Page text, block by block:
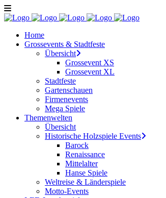
Home
Grossevents & Stadtfeste
Übersicht
Grossevent XS
Grossevent XL
Stadtfeste
Gartenschauen
Firmenevents
Mega Spiele
Themenwelten
Übersicht
Historische Holzspiele Events
Barock
Renaissance
Mittelalter
Hanse Spiele
Weltreise & Länderspiele
Motto-Events